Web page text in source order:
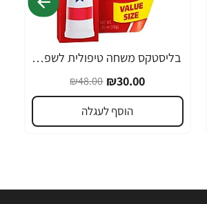
-38%
בליסטקס משחה טיפולית לשפתיים 10 גרם אריזה גדולה SPF 10 - מבית Blistex
₪30.00
₪48.00
הוסף לעגלה